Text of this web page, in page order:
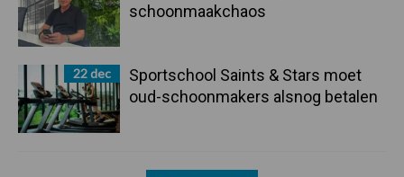
schoonmaakchaos
22 dec
Sportschool Saints & Stars moet
oud-schoonmakers alsnog betalen